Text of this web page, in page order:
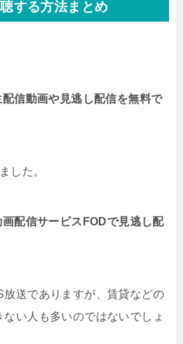
する方法まとめ
信動画や見逃し配信を無料で
した。
配信サービスFODで見逃し配
放送でありますが、賃貸などの
い人も多いのではないでしょ